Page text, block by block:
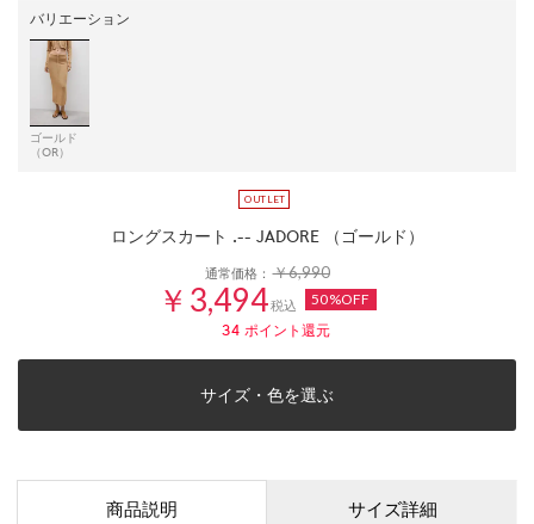
バリエーション
ゴールド
（OR）
ロングスカート .-- JADORE （ゴールド）
通常価格：￥6,990
￥3,494税込 50%OFF
34 ポイント還元
サイズ・色を選ぶ
商品説明 サイズ詳細